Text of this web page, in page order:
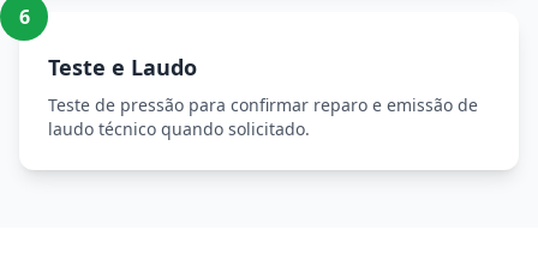
6
Teste e Laudo
Teste de pressão para confirmar reparo e emissão de
laudo técnico quando solicitado.